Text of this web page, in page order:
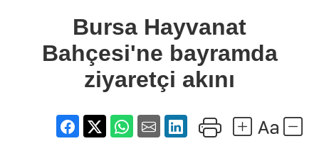
bayramda
ziyaretçi
Bursa Hayvanat
Bahçesi'ne bayramda
ziyaretçi akını